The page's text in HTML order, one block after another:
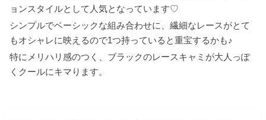
ョンスタイルとして人気となっています♡
シンプルでベーシックな組み合わせに、繊細なレースがとて
もオシャレに映えるので1つ持っていると重宝するかも♪
特にメリハリ感のつく、ブラックのレースキャミが大人っぽ
くクールにキマります。